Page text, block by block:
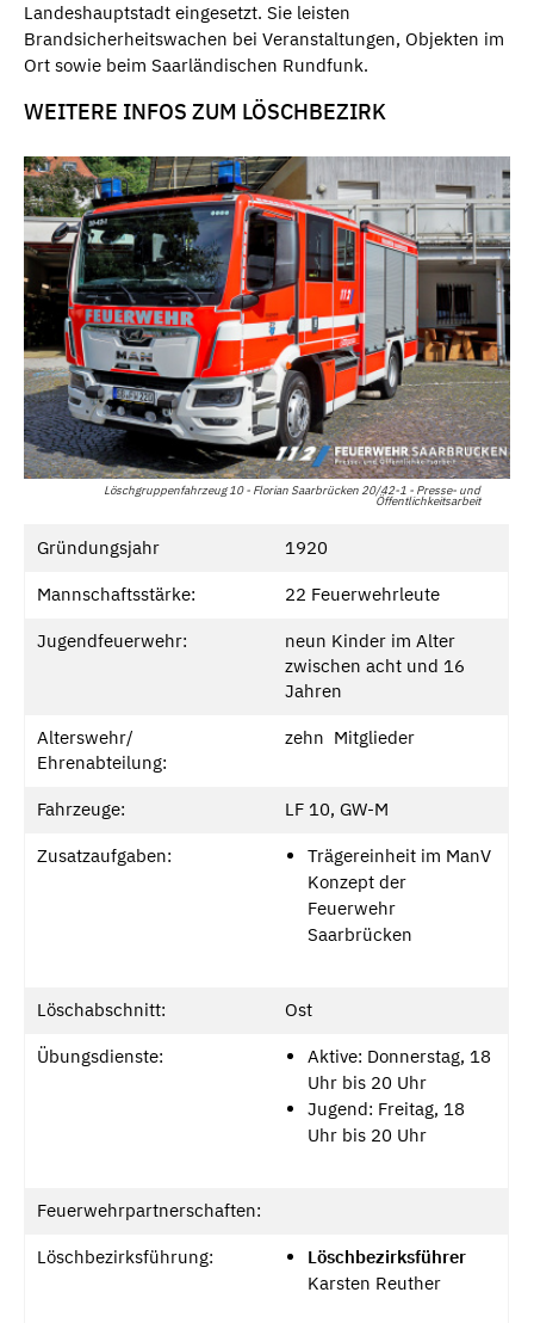
Landeshauptstadt eingesetzt. Sie leisten
Brandsicherheitswachen bei Veranstaltungen, Objekten im
Ort sowie beim Saarländischen Rundfunk.
WEITERE INFOS ZUM LÖSCHBEZIRK
Löschgruppenfahrzeug 10 - Florian Saarbrücken 20/42-1 - Presse- und
Öffentlichkeitsarbeit
Gründungsjahr 1920
Mannschaftsstärke: 22 Feuerwehrleute
Jugendfeuerwehr:
neun Kinder im Alter
zwischen acht und 16
Jahren
Alterswehr/
Ehrenabteilung:
zehn Mitglieder
Fahrzeuge: LF 10, GW-M
Zusatzaufgaben:
Trägereinheit im ManV
Konzept der
Feuerwehr
Saarbrücken
Löschabschnitt: Ost
Übungsdienste:
Aktive: Donnerstag, 18
Uhr bis 20 Uhr
Jugend: Freitag, 18
Uhr bis 20 Uhr
Feuerwehrpartnerschaften:
Löschbezirksführung:
Löschbezirksführer
Karsten Reuther